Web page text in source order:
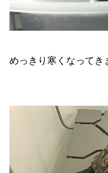
めっきり寒くなってき